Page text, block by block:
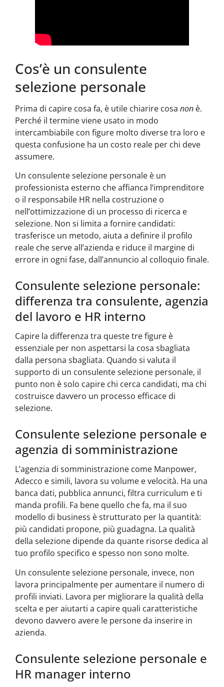
Cos’è un consulente
selezione personale
Prima di capire cosa fa, è utile chiarire cosa non è.
Perché il termine viene usato in modo
intercambiabile con figure molto diverse tra loro e
questa confusione ha un costo reale per chi deve
assumere.
Un consulente selezione personale è un
professionista esterno che affianca l’imprenditore
o il responsabile HR nella costruzione o
nell’ottimizzazione di un processo di ricerca e
selezione. Non si limita a fornire candidati:
trasferisce un metodo, aiuta a definire il profilo
reale che serve all’azienda e riduce il margine di
errore in ogni fase, dall’annuncio al colloquio finale.
Consulente selezione personale:
differenza tra consulente, agenzia
del lavoro e HR interno
Capire la differenza tra queste tre figure è
essenziale per non aspettarsi la cosa sbagliata
dalla persona sbagliata. Quando si valuta il
supporto di un consulente selezione personale, il
punto non è solo capire chi cerca candidati, ma chi
costruisce davvero un processo efficace di
selezione.
Consulente selezione personale e
agenzia di somministrazione
L’agenzia di somministrazione come Manpower,
Adecco e simili, lavora su volume e velocità. Ha una
banca dati, pubblica annunci, filtra curriculum e ti
manda profili. Fa bene quello che fa, ma il suo
modello di business è strutturato per la quantità:
più candidati propone, più guadagna. La qualità
della selezione dipende da quante risorse dedica al
tuo profilo specifico e spesso non sono molte.
Un consulente selezione personale, invece, non
lavora principalmente per aumentare il numero di
profili inviati. Lavora per migliorare la qualità della
scelta e per aiutarti a capire quali caratteristiche
devono davvero avere le persone da inserire in
azienda.
Consulente selezione personale e
HR manager interno